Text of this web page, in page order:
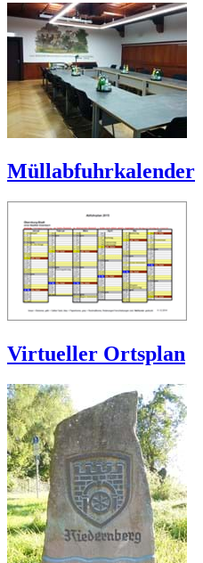
Müllabfuhrkalender
Virtueller Ortsplan